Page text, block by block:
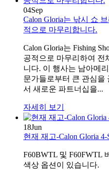
04Sep
Calon Gloria는 낚시 쇼
적으로 마무리합니다.
Calon Gloria는 Fishing
공적으로 마무리하여 전
니다. 이 행사는 남아메
문가들로부터 큰 관심을
서 새로운 파트너십을...
자세히 보기
18Jun
현재 재고-Calon Gloria
F60BWTL 및 F60FWTL
색상 옵션이 있습니다.